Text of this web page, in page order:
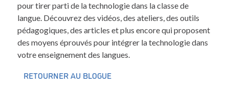
pour tirer parti de la technologie dans la classe de
langue. Découvrez des vidéos, des ateliers, des outils
pédagogiques, des articles et plus encore qui proposent
des moyens éprouvés pour intégrer la technologie dans
votre enseignement des langues.
RETOURNER AU BLOGUE